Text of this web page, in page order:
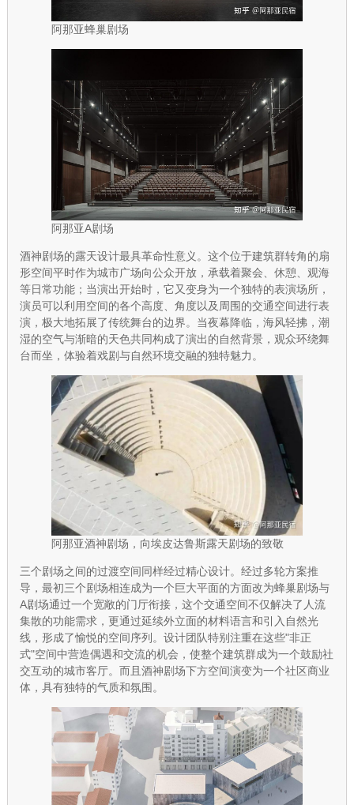
阿那亚蜂巢剧场
阿那亚A剧场
酒神剧场的露天设计最具革命性意义。这个位于建筑群转角的扇
形空间平时作为城市广场向公众开放，承载着聚会、休憩、观海
等日常功能；当演出开始时，它又变身为一个独特的表演场所，
演员可以利用空间的各个高度、角度以及周围的交通空间进行表
演，极大地拓展了传统舞台的边界。当夜幕降临，海风轻拂，潮
湿的空气与渐暗的天色共同构成了演出的自然背景，观众环绕舞
台而坐，体验着戏剧与自然环境交融的独特魅力。
阿那亚酒神剧场，向埃皮达鲁斯露天剧场的致敬
三个剧场之间的过渡空间同样经过精心设计。经过多轮方案推
导，最初三个剧场相连成为一个巨大平面的方面改为蜂巢剧场与
A剧场通过一个宽敞的门厅衔接，这个交通空间不仅解决了人流
集散的功能需求，更通过延续外立面的材料语言和引入自然光
线，形成了愉悦的空间序列。设计团队特别注重在这些"非正
式"空间中营造偶遇和交流的机会，使整个建筑群成为一个鼓励社
交互动的城市客厅。而且酒神剧场下方空间演变为一个社区商业
体，具有独特的气质和氛围。